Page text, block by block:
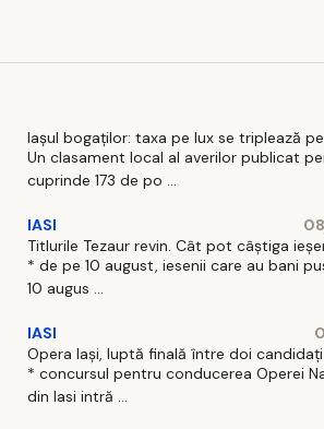
Iașul bogaților: taxa pe lux se triplează
Un clasament local al averilor publicat
cuprinde 173 de po ...
IASI
Titlurile Tezaur revin. Cât pot câștiga
* de pe 10 august, iesenii care au bani
10 augus ...
IASI
Opera Iași, luptă finală între doi candidați
* concursul pentru conducerea Operei
din Iasi intră ...